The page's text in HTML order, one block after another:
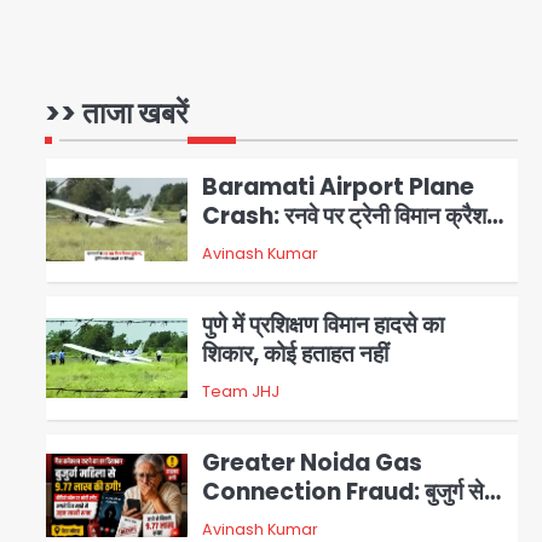
>> ताजा खबरें
1
जारी
2
Baramati Airport Plane
Crash: रनवे पर ट्रेनी विमान क्रैश,
जांच शुरू
Avinash Kumar
3
पुणे में प्रशिक्षण विमान हादसे का
शिकार, कोई हताहत नहीं
Team JHJ
Greater Noida Gas
Connection Fraud: बुजुर्ग से
वीडियो कॉल पर 9.77 लाख की साइबर
Avinash Kumar